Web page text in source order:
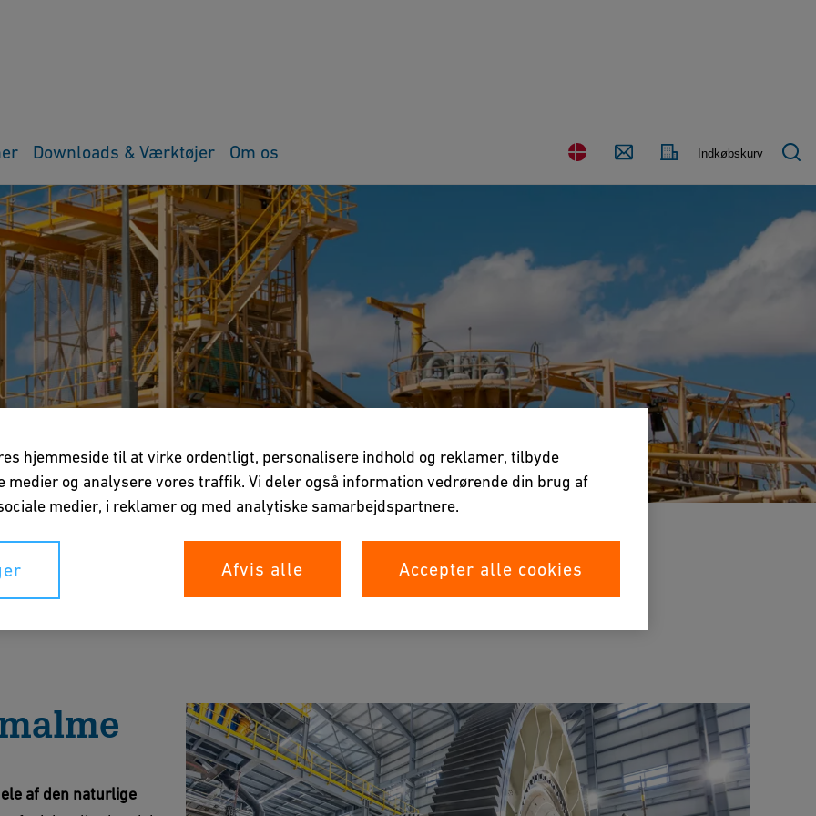
Land
Kontakt
Indkøbskurv
Downloads & Værktøjer Om os
fra affald ved hjælp af metoder som
reducerer miljøpåvirkningen og
af den naturlige
hjemmeside til at virke ordentligt, personalisere indhold og reklamer, tilbyde
og analysere vores traffik. Vi deler også information vedrørende din brug af
medier, i reklamer og med analytiske samarbejdspartnere.
Afvis alle Accepter alle cookies